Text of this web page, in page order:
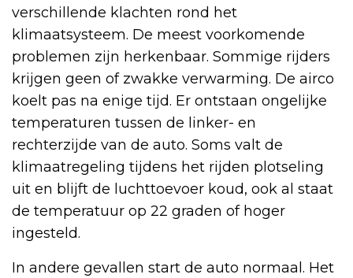
verschillende klachten rond het
klimaatsysteem. De meest voorkomende
problemen zijn herkenbaar. Sommige rijders
krijgen geen of zwakke verwarming. De airco
koelt pas na enige tijd. Er ontstaan ongelijke
temperaturen tussen de linker- en
rechterzijde van de auto. Soms valt de
klimaatregeling tijdens het rijden plotseling
uit en blijft de luchttoevoer koud, ook al staat
de temperatuur op 22 graden of hoger
ingesteld.
In andere gevallen start de auto normaal. Het